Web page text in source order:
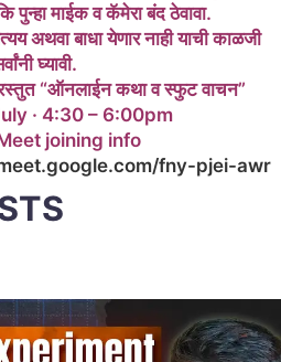
पुन्हा माईक व कॅमेरा बंद ठेवावा.
अथवा बाधा येणार नाही याची काळजी
घ्यावी.
“ऑनलाईन कथा व स्फुट वाचन”
· 4:30 – 6:00pm
joining info
fny-pjei-awr